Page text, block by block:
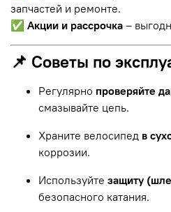
запчастей и ремонте.
✅ Акции и рассрочка –
📌 Советы по
Регулярно проверяйте
смазывайте цепь.
Храните велосипед в
коррозии.
Используйте защиту
безопасного катания.